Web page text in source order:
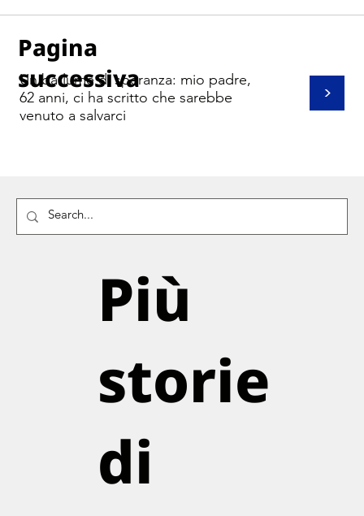
Pagina
successiva
>
Un barlume di speranza: mio padre,
62 anni, ci ha scritto che sarebbe
venuto a salvarci
Più
storie
di